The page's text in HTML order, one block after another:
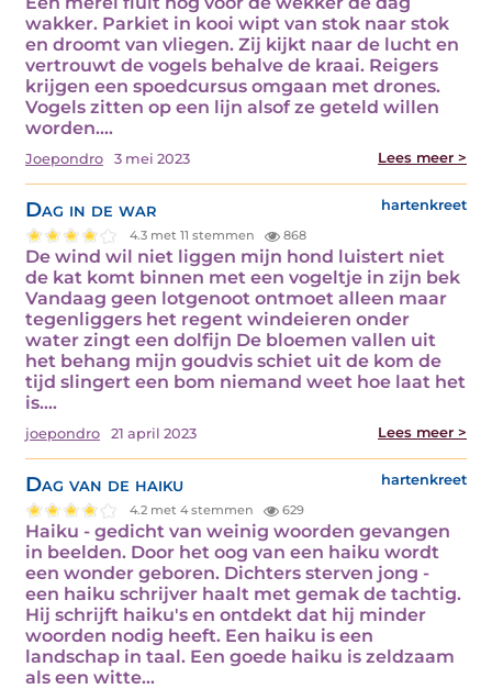
wakker. Parkiet in kooi wipt van stok naar stok
en droomt van vliegen. Zij kijkt naar de lucht en
vertrouwt de vogels behalve de kraai. Reigers
krijgen een spoedcursus omgaan met drones.
Vogels zitten op een lijn alsof ze geteld willen
worden.…
Joepondro 3 mei 2023 Lees meer >
Dag in de war hartenkreet
4.3 met 11 stemmen 868
De wind wil niet liggen mijn hond luistert niet
de kat komt binnen met een vogeltje in zijn bek
Vandaag geen lotgenoot ontmoet alleen maar
tegenliggers het regent windeieren onder
water zingt een dolfijn De bloemen vallen uit
het behang mijn goudvis schiet uit de kom de
tijd slingert een bom niemand weet hoe laat het
is.…
joepondro 21 april 2023 Lees meer >
Dag van de haiku hartenkreet
4.2 met 4 stemmen 629
Haiku - gedicht van weinig woorden gevangen
in beelden. Door het oog van een haiku wordt
een wonder geboren. Dichters sterven jong -
een haiku schrijver haalt met gemak de tachtig.
Hij schrijft haiku's en ontdekt dat hij minder
woorden nodig heeft. Een haiku is een
landschap in taal. Een goede haiku is zeldzaam
als een witte…